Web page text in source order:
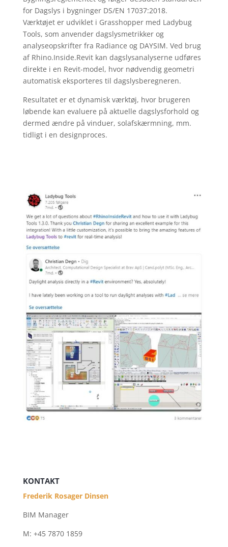
for Dagslys i bygninger DS/EN 17037:2018.
Værktøjet er udviklet i Grasshopper med Ladybug
Tools, som anvender dagslysmetrikker og
analyseopskrifter fra Radiance og DAYSIM. Ved brug
af Rhino.Inside.Revit kan dagslysanalyserne udføres
direkte i en Revit-model, hvor nødvendig geometri
automatisk eksporteres til dagslysberegneren.
Resultatet er et dynamisk værktøj, hvor brugeren
løbende kan evaluere på aktuelle dagslysforhold og
dermed ændre på vinduer, solafskærmning, mm.
tidligt i en designproces.
KONTAKT
Frederik Rosager Dinsen
BIM Manager
M: +45 7870 1859